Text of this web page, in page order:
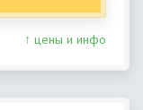
↑ цены и инфо